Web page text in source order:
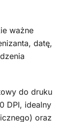
ważne
datę,
do druku
DPI, idealny
oraz